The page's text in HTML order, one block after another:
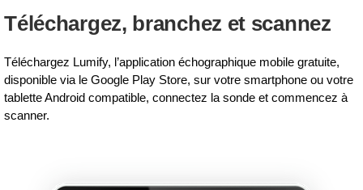
Téléchargez, branchez et scannez
Téléchargez Lumify, l’application échographique mobile gratuite,
disponible via le Google Play Store, sur votre smartphone ou votre
tablette Android compatible, connectez la sonde et commencez à
scanner.